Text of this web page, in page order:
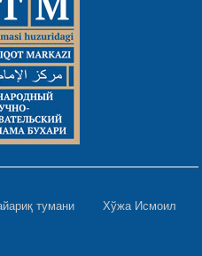
тумани Хўжа Исмоил